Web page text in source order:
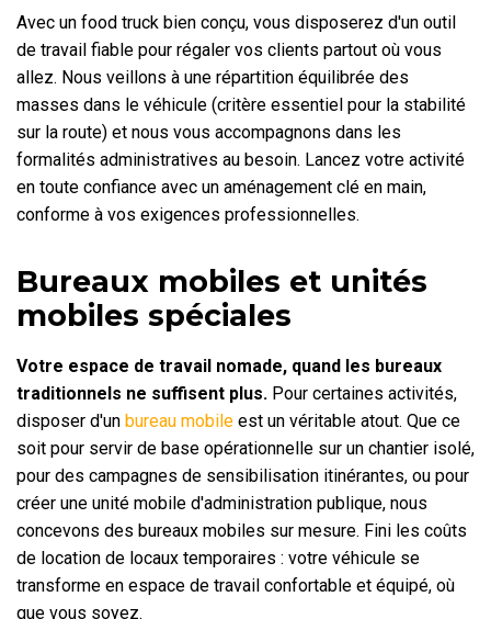
Avec un food truck bien conçu, vous disposerez d'un outil
de travail fiable pour régaler vos clients partout où vous
allez. Nous veillons à une répartition équilibrée des
masses dans le véhicule (critère essentiel pour la stabilité
sur la route) et nous vous accompagnons dans les
formalités administratives au besoin. Lancez votre activité
en toute confiance avec un aménagement clé en main,
conforme à vos exigences professionnelles.
Bureaux mobiles et unités
mobiles spéciales
Votre espace de travail nomade, quand les bureaux
traditionnels ne suffisent plus. Pour certaines activités,
disposer d'un bureau mobile est un véritable atout. Que ce
soit pour servir de base opérationnelle sur un chantier isolé,
pour des campagnes de sensibilisation itinérantes, ou pour
créer une unité mobile d'administration publique, nous
concevons des bureaux mobiles sur mesure. Fini les coûts
de location de locaux temporaires : votre véhicule se
transforme en espace de travail confortable et équipé, où
que vous soyez.